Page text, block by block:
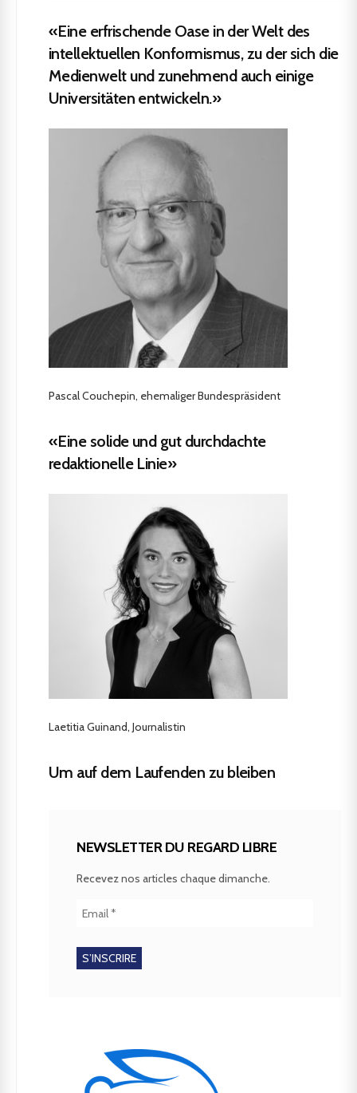
«Eine erfrischende Oase in der Welt des
intellektuellen Konformismus, zu der sich die
Medienwelt und zunehmend auch einige
Universitäten entwickeln.»
Pascal Couchepin, ehemaliger Bundespräsident
«Eine solide und gut durchdachte
redaktionelle Linie»
Laetitia Guinand, Journalistin
Um auf dem Laufenden zu bleiben
NEWSLETTER DU REGARD LIBRE
Recevez nos articles chaque dimanche.